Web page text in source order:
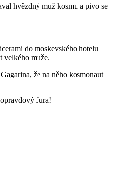
hvězdný muž kosmu a pivo se
do moskevského hotelu
velkého muže.
že na něho kosmonaut
Jura!